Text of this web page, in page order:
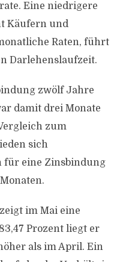
Eine niedrigere
Käufern und
Raten, führt
Darlehenslaufzeit.
zwölf Jahre
damit drei Monate
zum
sich
für eine Zinsbindung
im Mai eine
Prozent liegt er
als im April. Ein